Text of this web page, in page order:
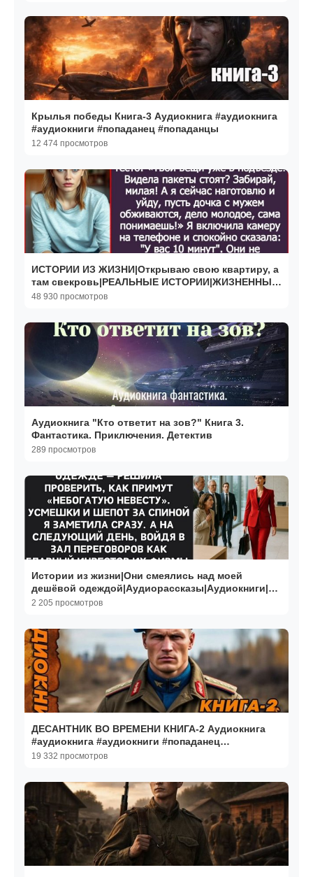
Крылья победы Книга-3 Аудиокнига #аудиокнига
#аудиокниги #попаданец #попаданцы
12 474 просмотров
ИСТОРИИ ИЗ ЖИЗНИ|Открываю свою квартиру, а
там свекровь|РЕАЛЬНЫЕ ИСТОРИИ|ЖИЗНЕННЫЕ
ИСТОРИИ
48 930 просмотров
Аудиокнига "Кто ответит на зов?" Книга 3.
Фантастика. Приключения. Детектив
289 просмотров
Истории из жизни|Они смеялись над моей
дешёвой одеждой|Аудиорассказы|Аудиокниги|
Реальные истории
2 205 просмотров
ДЕСАНТНИК ВО ВРЕМЕНИ КНИГА-2 Аудиокнига
#аудиокнига #аудиокниги #попаданец
#попаданцы
19 332 просмотров